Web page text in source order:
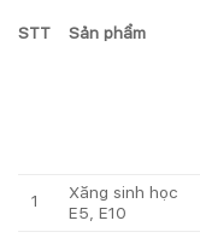
STT Sản phẩm
1
Xăng sinh học
E5, E10